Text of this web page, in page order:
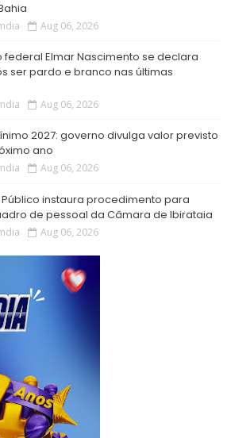
Aug 06, 2026
federal Elmar Nascimento se declara
ser pardo e branco nas últimas
Aug 06, 2026
2027: governo divulga valor previsto
ano
Aug 06, 2026
Público instaura procedimento para
de pessoal da Câmara de Ibirataia
Aug 06, 2026